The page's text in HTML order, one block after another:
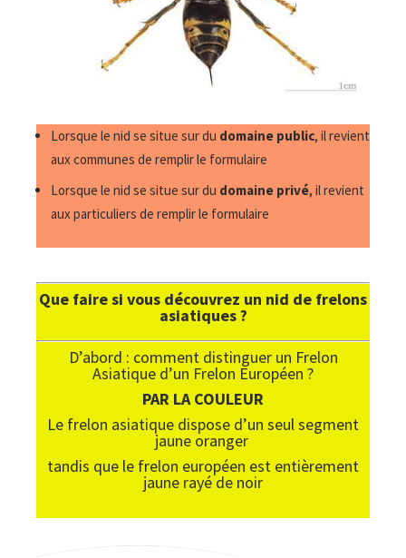
Lorsque le nid se situe sur du domaine public, il revient
aux communes de remplir le formulaire
Lorsque le nid se situe sur du domaine privé, il revient
aux particuliers de remplir le formulaire
Que faire si vous découvrez un nid de frelons
asiatiques ?
D’abord : comment distinguer un Frelon
Asiatique d’un Frelon Européen ?
PAR LA COULEUR
Le frelon asiatique dispose d’un seul segment
jaune oranger
tandis que le frelon européen est entièrement
jaune rayé de noir